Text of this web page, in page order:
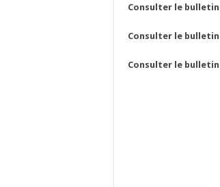
Consulter le bulletin
Consulter le bulletin
Consulter le bulletin